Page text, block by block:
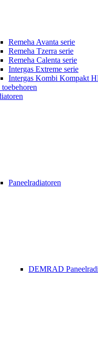
Remeha Avanta serie
Remeha Tzerra serie
Remeha Calenta serie
Intergas Extreme serie
Intergas Kombi Kompakt
Paneelradiatoren
DEMRAD